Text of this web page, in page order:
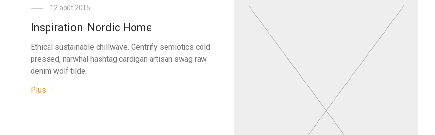
12 août 2015
Inspiration: Nordic Home
Ethical sustainable chillwave. Gentrify semiotics cold
pressed, narwhal hashtag cardigan artisan swag raw
denim wolf tilde.
Plus